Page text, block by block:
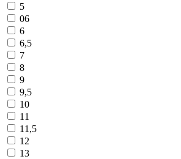
5
06
6
6,5
7
8
9
9,5
10
11
11,5
12
13